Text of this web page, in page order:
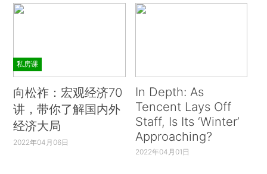
私房课
向松祚：宏观经济70
讲，带你了解国内外
经济大局
2022年04月06日
In Depth: As
Tencent Lays Off
Staff, Is Its ‘Winter’
Approaching?
2022年04月01日